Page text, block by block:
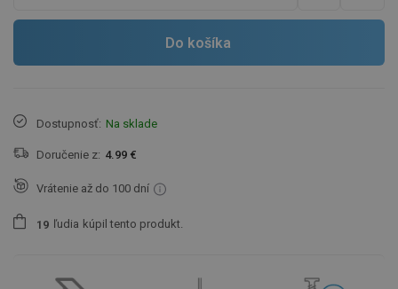
Do košíka
Dostupnosť: Na sklade
Doručenie z: 4.99 €
Vrátenie až do 100 dní
1 9 ľudia kúpil tento produkt.